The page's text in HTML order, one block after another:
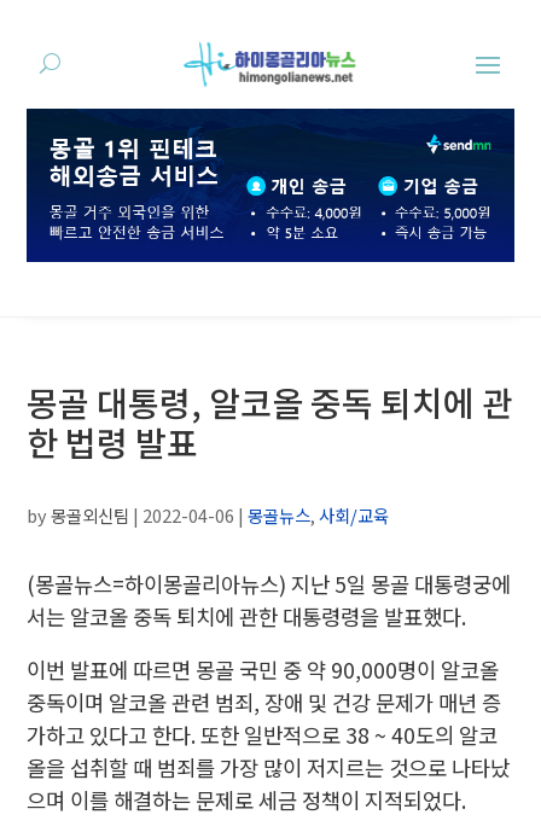
몽골 대통령, 알코올 중독 퇴치에 관
한 법령 발표
by몽골외신팀 | 2022-04-06 |몽골뉴스,사회/교육
(몽골뉴스=하이몽골리아뉴스) 지난 5일 몽골 대통령궁에
서는 알코올 중독 퇴치에 관한 대통령령을 발표했다.
이번 발표에 따르면 몽골 국민 중 약 90,000명이 알코올
중독이며 알코올 관련 범죄, 장애 및 건강 문제가 매년 증
가하고 있다고 한다. 또한 일반적으로 38 ~ 40도의 알코
올을 섭취할 때 범죄를 가장 많이 저지르는 것으로 나타났
으며 이를 해결하는 문제로 세금 정책이 지적되었다.